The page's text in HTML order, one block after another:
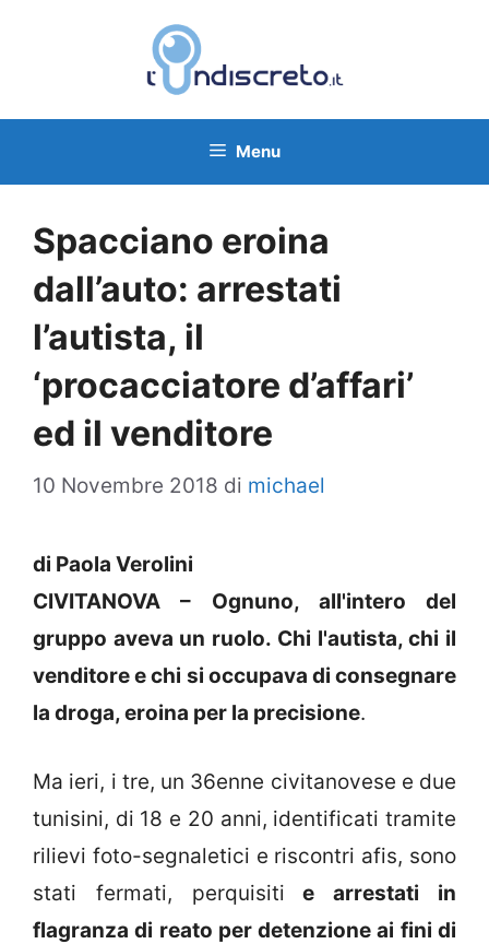
Menu
Spacciano eroina
dall’auto: arrestati
l’autista, il
‘procacciatore d’affari’
ed il venditore
10 Novembre 2018 di michael
di Paola Verolini
CIVITANOVA – Ognuno, all'intero del
gruppo aveva un ruolo. Chi l'autista, chi il
venditore e chi si occupava di consegnare
la droga, eroina per la precisione.
Ma ieri, i tre, un 36enne civitanovese e due
tunisini, di 18 e 20 anni, identificati tramite
rilievi foto-segnaletici e riscontri afis, sono
stati fermati, perquisiti e arrestati in
flagranza di reato per detenzione ai fini di